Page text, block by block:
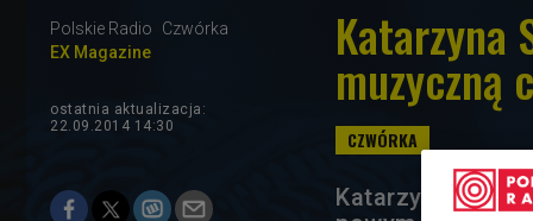
Polskie Radio
Czwórka
EX Magazine
Katarzyna
muzyczną
ostatnia aktualizacja:
22.09.2014 14:30
Katarzyna